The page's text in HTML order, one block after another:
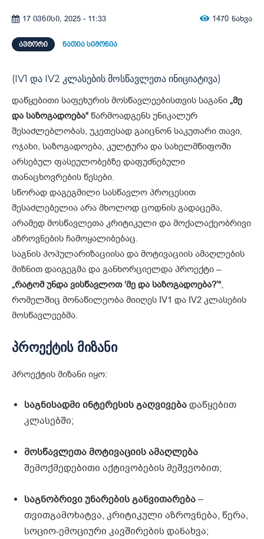
17 ივნისი, 2025 - 11:33 1470 ნახვა
ᲐᲕᲢᲝᲠᲘ ნათია სიმონია
(IV1 და IV2 კლასების მოსწავლეთა ინიციატივა)
დაწყებითი საფეხურის მოსწავლეებისთვის საგანი „მე
და საზოგადოება“ წარმოადგენს უნიკალურ
შესაძლებლობას, უკეთესად გაიცნონ საკუთარი თავი,
ოჯახი, საზოგადოება, კულტურა და სახელმწიფოში
არსებულ ფასეულობებზე დაფუძნებული
თანაცხოვრების წესები.
სწორად დაგეგმილი სასწავლო პროცესით
შესაძლებელია არა მხოლოდ ცოდნის გადაცემა,
არამედ მოსწავლეთა კრიტიკული და მოქალაქეობრივი
აზროვნების ჩამოყალიბებაც.
საგნის პოპულარიზაციისა და მოტივაციის ამაღლების
მიზნით დაიგეგმა და განხორციელდა პროექტი –
„რატომ უნდა ვისწავლოთ ‘მე და საზოგადოება?’“,
რომელშიც მონაწილეობა მიიღეს IV1 და IV2 კლასების
მოსწავლეებმა.
პროექტის მიზანი
პროექტის მიზანი იყო:
საგნისადმი ინტერესის გაღვივებადაწყებით
კლასებში;
მოსწავლეთა მოტივაციის ამაღლება
შემოქმედებითი აქტივობების მეშვეობით;
საგნობრივი უნარების განვითარება–
თვითგამოხატვა, კრიტიკული აზროვნება, წერა,
სოციო-ემოციური კავშირების დანახვა;